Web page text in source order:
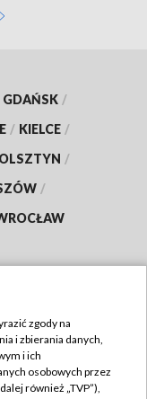
GDAŃSK /
/ KIELCE /
OLSZTYN /
/
zgody na
i zbierania danych,
i ich
osobowych przez
również „TVP”),